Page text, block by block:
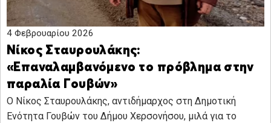
4 Φεβρουαρίου 2026
Νίκος Σταυρουλάκης:
«Επαναλαμβανόμενο το πρόβλημα στην
παραλία Γουβών»
Ο Νίκος Σταυρουλάκης, αντιδήμαρχος στη Δημοτική
Ενότητα Γουβών του Δήμου Χερσονήσου, μιλά για το